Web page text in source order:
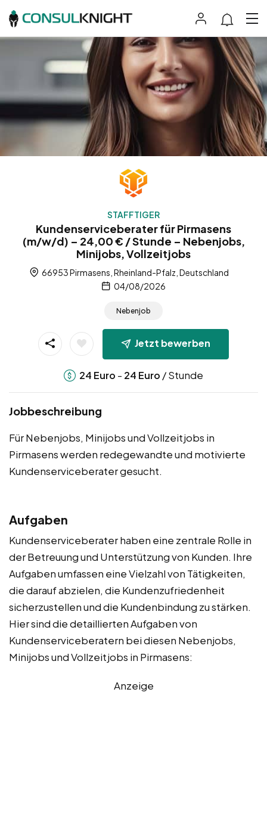
STAFFTIGER
Kundenserviceberater für Pirmasens
(m/w/d) – 24,00 € / Stunde – Nebenjobs,
Minijobs, Vollzeitjobs
66953 Pirmasens, Rheinland-Pfalz, Deutschland
04/08/2026
Nebenjob
Jetzt bewerben
24 Euro - 24 Euro / Stunde
Jobbeschreibung
Für Nebenjobs, Minijobs und Vollzeitjobs in
Pirmasens werden redegewandte und motivierte
Kundenserviceberater gesucht.
Aufgaben
Kundenserviceberater haben eine zentrale Rolle in
der Betreuung und Unterstützung von Kunden. Ihre
Aufgaben umfassen eine Vielzahl von Tätigkeiten,
die darauf abzielen, die Kundenzufriedenheit
sicherzustellen und die Kundenbindung zu stärken.
Hier sind die detaillierten Aufgaben von
Kundenserviceberatern bei diesen Nebenjobs,
Minijobs und Vollzeitjobs in Pirmasens:
Anzeige